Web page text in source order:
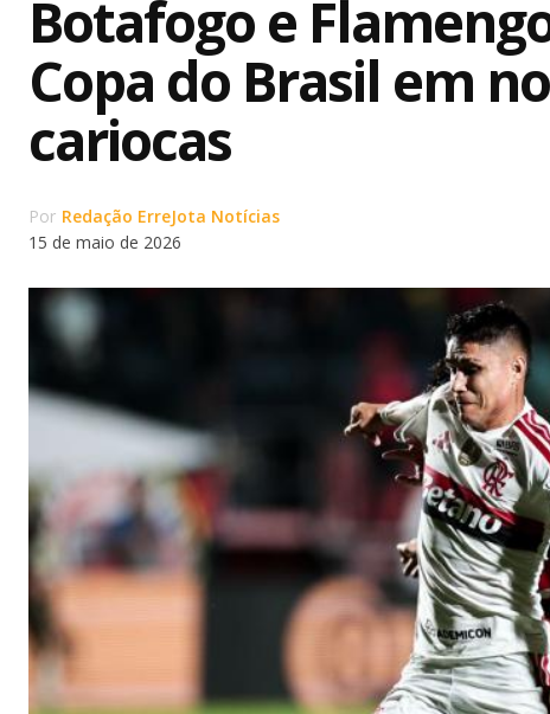
Botafogo e
Copa do Brasil em
cariocas
Por Redação ErreJota Notícias
15 de maio de 2026